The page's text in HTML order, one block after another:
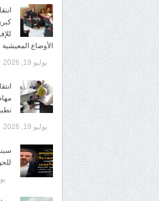
الأوضاع المعيشية
يوليو 19, 2026
يوليو 19, 2026